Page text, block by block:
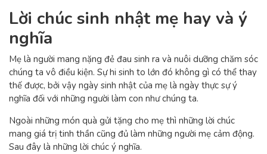
Lời chúc sinh nhật mẹ hay và ý
nghĩa
Mẹ là người mang nặng đẻ đau sinh ra và nuôi dưỡng chăm sóc
chúng ta vô điều kiện. Sự hi sinh to lớn đó không gì có thể thay
thế được, bởi vậy ngày sinh nhật của mẹ là ngày thực sự ý
nghĩa đối với những người làm con như chúng ta.
Ngoài những món quà gửi tặng cho mẹ thì những lời chúc
mang giá trị tinh thần cũng đủ làm những người mẹ cảm động.
Sau đây là những lời chúc ý nghĩa.